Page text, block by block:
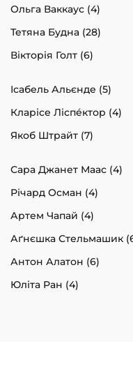
Ольга Ваккаус (4)
Тетяна Будна (28)
Вікторія Голт (6)
Ісабель Альєнде (5)
Кларісе Ліспéктор (4)
Якоб Штрайт (7)
Сара Джанет Маас (4)
Річард Осман (4)
Артем Чапай (4)
Аґнєшка Стельмашик
Антон Алатон (6)
Юліта Ран (4)